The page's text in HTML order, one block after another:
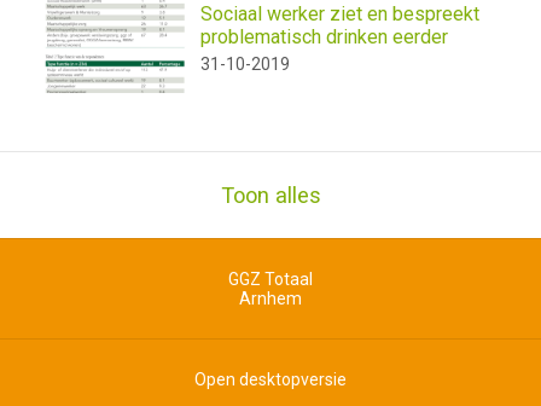
Sociaal werker ziet en bespreekt
problematisch drinken eerder
31-10-2019
Toon alles
GGZ Totaal
Arnhem
Open desktopversie